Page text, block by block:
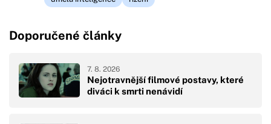
Doporučené články
Nejotravnější filmové postavy, které
diváci k smrti nenávidí
7. 8. 2026